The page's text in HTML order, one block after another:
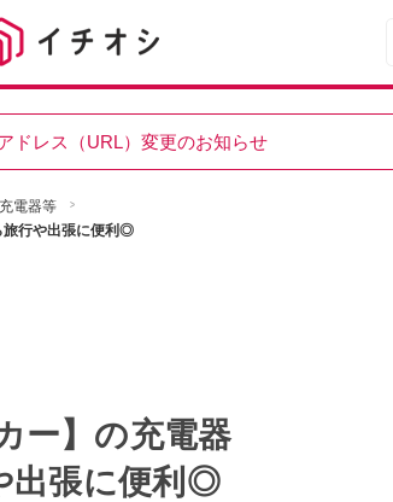
ドレス（URL）変更のお知らせ
電器等
旅行や出張に便利◎
ー】の充電器
出張に便利◎